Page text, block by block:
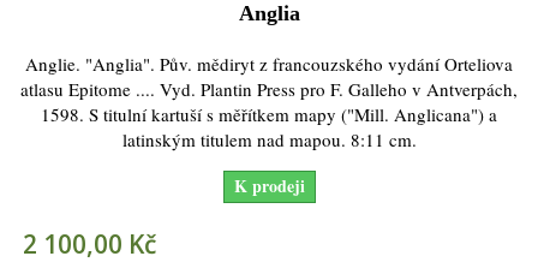
Anglia
Anglie. "Anglia". Pův. mědiryt z francouzského vydání Orteliova
atlasu Epitome .... Vyd. Plantin Press pro F. Galleho v Antverpách,
1598. S titulní kartuší s měřítkem mapy ("Mill. Anglicana") a
latinským titulem nad mapou. 8:11 cm.
K prodeji
2 100,00 Kč